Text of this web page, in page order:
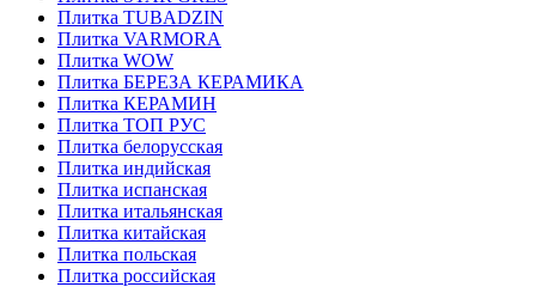
Плитка TUBADZIN
Плитка VARMORA
Плитка WOW
Плитка БЕРЕЗА КЕРАМИКА
Плитка КЕРАМИН
Плитка ТОП РУС
Плитка белорусская
Плитка индийская
Плитка испанская
Плитка итальянская
Плитка китайская
Плитка польская
Плитка российская